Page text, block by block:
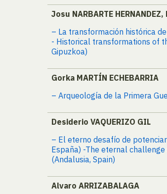
Josu NARBARTE
– La transformación histórica
- Historical transformations of
Gipuzkoa)
Gorka MARTÍN ECHEBARRIA
– Arqueología de la Primera
Desiderio VAQUERIZO GIL
– El eterno desafío de
España) -The eternal
(Andalusia, Spain)
Alvaro ARRIZABALAGA